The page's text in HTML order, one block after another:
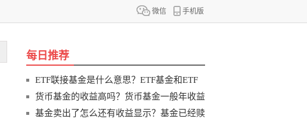
微信 手机版
每日推荐
ETF联接基金是什么意思？ETF基金和ETF
联
货币基金的收益高吗？货币基金一般年收益
基金卖出了怎么还有收益显示？基金已经赎